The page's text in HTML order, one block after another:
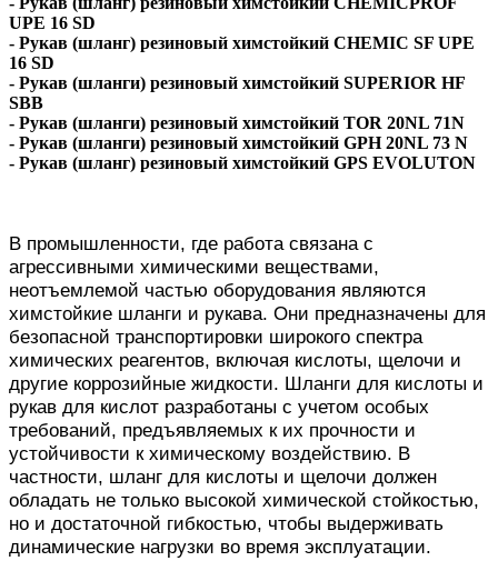
UPE 16 SD
- Рукав (шланг) резиновый химстойкий CHEMIС SF UPE
16 SD
- Рукав (шланги) резиновый химстойкий SUPERIOR HF
SBB
- Рукав (шланги) резиновый химстойкий TOR 20NL 71N
- Рукав (шланги) резиновый химстойкий GPH 20NL 73 N
- Рукав (шланг) резиновый химстойкий GPS EVOLUTON
В промышленности, где работа связана с
агрессивными химическими веществами,
неотъемлемой частью оборудования являются
химстойкие шланги и рукава. Они предназначены для
безопасной транспортировки широкого спектра
химических реагентов, включая кислоты, щелочи и
другие коррозийные жидкости. Шланги для кислоты и
рукав для кислот разработаны с учетом особых
требований, предъявляемых к их прочности и
устойчивости к химическому воздействию. В
частности, шланг для кислоты и щелочи должен
обладать не только высокой химической стойкостью,
но и достаточной гибкостью, чтобы выдерживать
динамические нагрузки во время эксплуатации.